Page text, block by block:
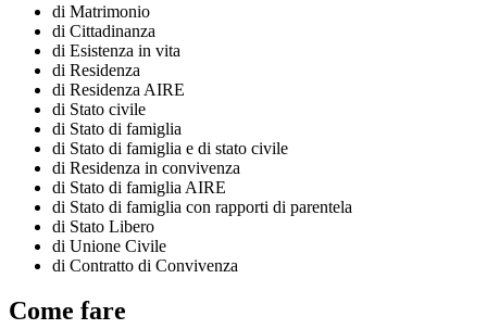
di Matrimonio
di Cittadinanza
di Esistenza in vita
di Residenza
di Residenza AIRE
di Stato civile
di Stato di famiglia
di Stato di famiglia e di stato civile
di Residenza in convivenza
di Stato di famiglia AIRE
di Stato di famiglia con rapporti di parentela
di Stato Libero
di Unione Civile
di Contratto di Convivenza
Come fare